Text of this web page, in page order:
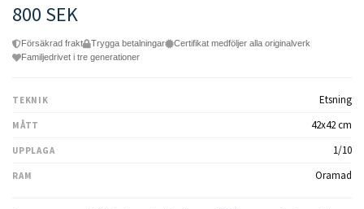
800 SEK
Försäkrad frakt Trygga betalningar
Certifikat medföljer alla originalverk
Familjedrivet i tre generationer
TEKNIK Etsning
MÅTT 42x42 cm
UPPLAGA 1/10
RAM Oramad